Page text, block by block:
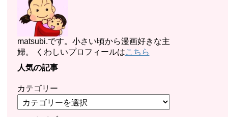
matsubi.です。小さい頃から漫画好きな主
婦。 くわしいプロフィールはこちら
人気の記事
カテゴリー